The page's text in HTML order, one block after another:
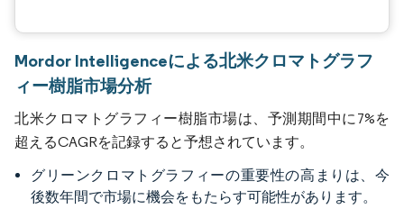
Mordor Intelligenceによる北米クロマトグラフ
ィー樹脂市場分析
北米クロマトグラフィー樹脂市場は、予測期間中に7%を
超えるCAGRを記録すると予想されています。
グリーンクロマトグラフィーの重要性の高まりは、今
後数年間で市場に機会をもたらす可能性があります。